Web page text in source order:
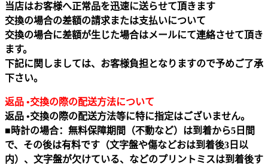
当店はお客様へ正常品を迅速に送らせて頂きます
交換の場合の差額の請求または支払いについて
交換の場合に差額が生じた場合はメールにて連絡させて頂き
ます。
下記に関しましては、お客様負担となりますので予めご了承
下さい。
返品 •交換の際の配送方法について
返品 •交換の際の配送方法等に特に指定はございません。
■時計の場合：無料保障期間（不動など）は到着から5日間
で、その後は有料です（文字盤や傷などおは到着後3日以
内）、文字盤が欠けている、などのプリントミスは到着後す